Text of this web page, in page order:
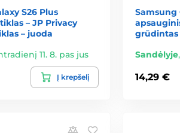
S26 Plus
– JP Privacy
– juoda
11. 8. pas jus
Į krepšelį
Samsung
grūdintas
Sandėlyje,
14,29 €